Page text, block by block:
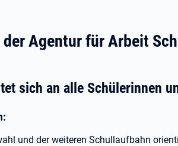
Agentur für Arbeit
sich an alle Schülerinnen
und der weiteren Schullaufbahn